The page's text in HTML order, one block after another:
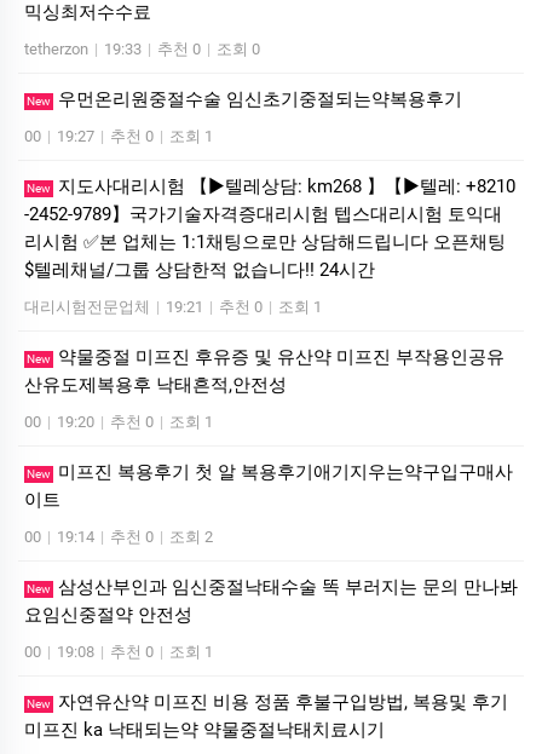
믹싱최저수수료
tetherzon | 19:33 | 추천 0 | 조회 0
New 우먼온리원중절수술 임신초기중절되는약복용후기
00 | 19:27 | 추천 0 | 조회 1
New
지도사대리시험 【▶텔레상담: km268 】【▶텔레: +8210
-2452-9789】국가기술자격증대리시험 텝스대리시험 토익대
리시험 ✅본 업체는 1:1채팅으로만 상담해드립니다 오픈채팅
$텔레채널/그룹 상담한적 없습니다!! 24시간
대리시험전문업체 | 19:21 | 추천 0 | 조회 1
New
약물중절 미프진 후유증 및 유산약 미프진 부작용인공유
산유도제복용후 낙태흔적,안전성
00 | 19:20 | 추천 0 | 조회 1
New
미프진 복용후기 첫 알 복용후기애기지우는약구입구매사
이트
00 | 19:14 | 추천 0 | 조회 2
New 삼성산부인과 임신중절낙태수술 똑 부러지는 문의 만나봐
요임신중절약 안전성
00 | 19:08 | 추천 0 | 조회 1
New
자연유산약 미프진 비용 정품 후불구입방법, 복용및 후기
미프진 ka 낙태되는약 약물중절낙태치료시기